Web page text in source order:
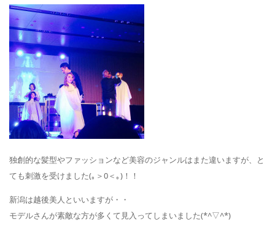
独創的な髪型やファッションなど美容のジャンルはまた違いますが、と
ても刺激を受けました(｡＞0＜｡)！！
新潟は越後美人といいますが・・
モデルさんが素敵な方が多くて見入ってしまいました(*^▽^*)